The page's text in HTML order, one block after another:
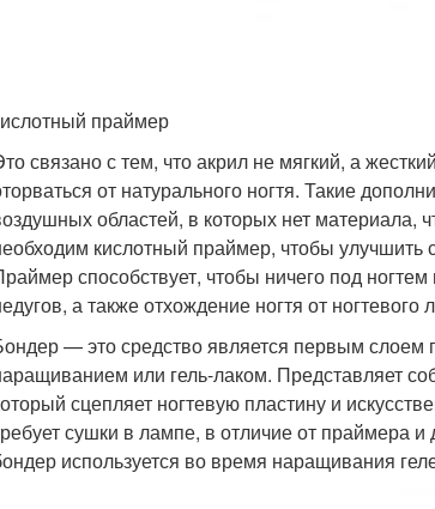
праймер
связано с тем, что акрил не мягкий, а
от натурального ногтя. Такие
областей, в которых нет материала,
кислотный праймер, чтобы улучшить
способствует, чтобы ничего под
а также отхождение ногтя от ногтевого
— это средство является первым слоем
или гель-лаком. Представляет
сцепляет ногтевую пластину и
сушки в лампе, в отличие от праймера
используется во время наращивания